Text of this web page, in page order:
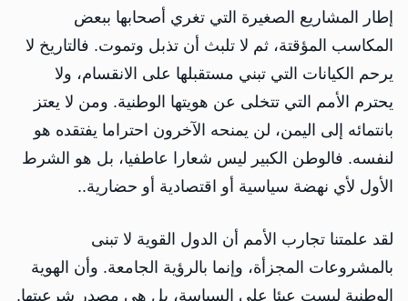
إطار المشاريع الصغيرة التي تغري أصحابها ببعض
المكاسب المؤقتة، ثم لا تلبث أن تذبل وتموت. فالتاريخ لا
يرحم الكيانات التي تبني مستقبلها على الانقسام، ولا
يحترم الأمم التي تتخلى عن هويتها الوطنية. ومن لا يعتز
بانتمائه إلى اليمن، لن يمنحه الآخرون احتراما يفتقده هو
لنفسه. فالوطن الكبير ليس شعارا عاطفيا، بل هو الشرط
الأول لأي نهضة سياسية أو اقتصادية أو حضارية..
لقد علمتنا تجارب الأمم أن الدول القوية لا تبنى
بالمشروعات المجزأة، وإنما بالرؤية الجامعة. وأن الهوية
الوطنية ليست عبئا على السياسة، بل هي مصدر شرعيتها.